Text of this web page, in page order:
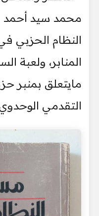
محمد سيد أحمد
النظام الحزبي
المنابر، ولعبة
مايتعلق بمنبر
التقدمي